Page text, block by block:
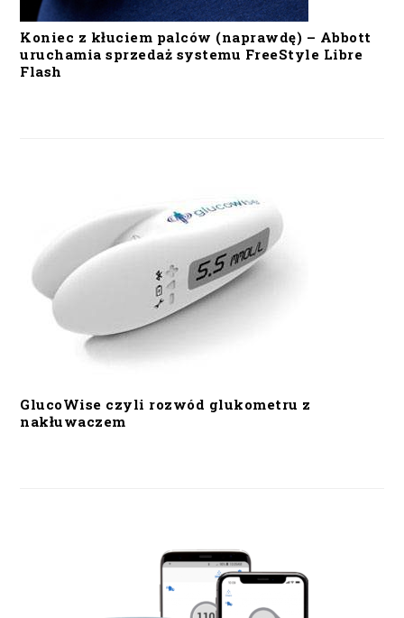
Koniec z kłuciem palców (naprawdę) – Abbott
uruchamia sprzedaż systemu FreeStyle Libre
Flash
GlucoWise czyli rozwód glukometru z
nakłuwaczem